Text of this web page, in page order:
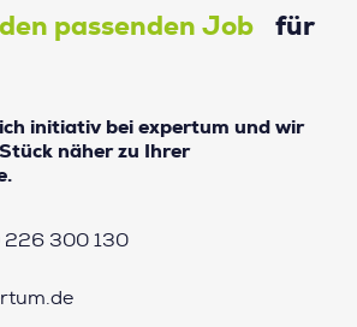
den passenden Job für
initiativ bei expertum und wir
näher zu Ihrer
226 300 130